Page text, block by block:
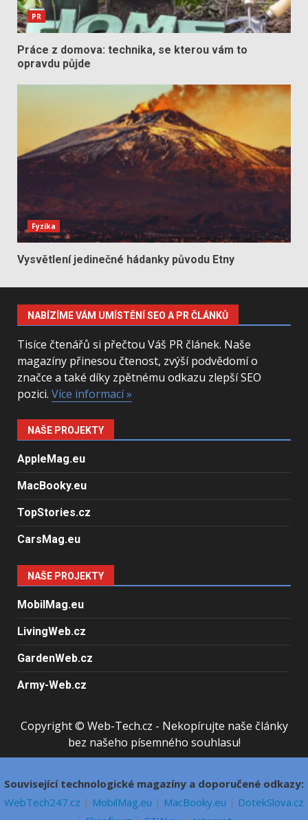
PR
Práce z domova: technika, se kterou vám to
opravdu půjde
Fyzika
Vysvětlení jedinečné hádanky původu Etny
NABÍZÍME VÁM UMÍSTĚNÍ SEO A PR ČLÁNKŮ
Tisíce čtenářů si přečtou Váš PR článek. Naše
magazíny přinesou čtenost, zvýší podvědomí o
značce a také díky zpětnému odkazu zlepší SEO
pozici. Více informací »
NAŠE PROJEKTY
AppleMag.eu
MacBooky.eu
TopStories.cz
CarsMag.eu
NAŠE PROJEKTY
MobilMag.eu
LivingWeb.cz
GardenWeb.cz
Army-Web.cz
Copyright © Web-Tech.cz - Nekopírujte naše články
bez našeho písemného souhlasu!
Související technologické magazíny a doporučené odkazy:
WebTech247.cz | MobilMag.eu | MacBooky.eu | DotekSlova.cz